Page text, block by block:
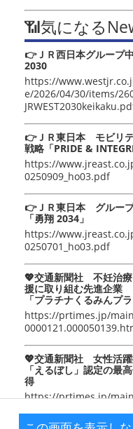
📶気になる
👉ＪＲ西日本グループ
2030
https://
e/2026/04/30/items/
👉ＪＲ東日本 モビリ
戦略「PRIDE &
https://
0250909_ho03.pdf
👉ＪＲ東日本 グルー
「勇翔 2034」
https://
0250701_ho03.pdf
💖交通新聞社 不妊治
援に取り組む先進企業
「プラチナくるみんプ
https://prtimes.jp/
💖交通新聞社 女性活
「えるぼし」認定の最
得
https://prtimes.jp/